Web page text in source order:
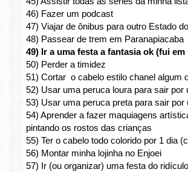
46) Fazer um podcast
47) Viajar de ônibus para outro Estado
48) Passear de trem em Paranapiacaba
49) Ir a uma festa a fantasia ok (fui
50) Perder a timidez
51) Cortar o cabelo estilo chanel algum
52) Usar uma peruca loura para sair por
53) Usar uma peruca preta para sair por
54) Aprender a fazer maquiagens
pintando os rostos das crianças
55) Ter o cabelo todo colorido por 1 dia
56) Montar minha lojinha no Enjoei
57) Ir (ou organizar) uma festa do